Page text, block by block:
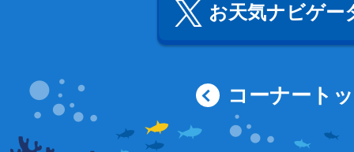
お天気ナビゲー
コーナート